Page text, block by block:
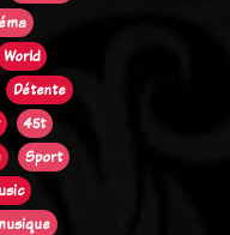
World
Détente
45t
Sport